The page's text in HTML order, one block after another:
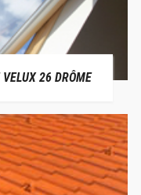
VELUX 26 DRÔME